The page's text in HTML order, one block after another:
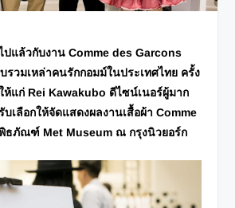
ปแล้วกับงาน Comme des Garcons
รวมเหล่าคนรักกอมม์ในประเทศไทย ครั้ง
ห้แก่ Rei Kawakubo ดีไซน์เนอร์ผู้มาก
เลือกให้จัดแสดงผลงานเสื้อผ้า Comme
ธภัณฑ์ Met Museum ณ กรุงนิวยอร์ก